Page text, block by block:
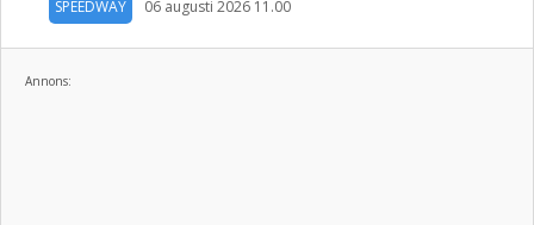
SPEEDWAY 06 augusti 2026 11.00
Annons: